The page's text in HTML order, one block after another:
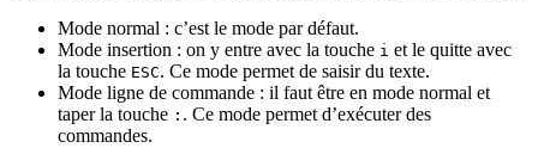
Mode normal : c’est le mode par défaut.
Mode insertion : on y entre avec la touche i et le quitte avec
la touche ESC. Ce mode permet de saisir du texte.
Mode ligne de commande : il faut être en mode normal et
taper la touche : . Ce mode permet d’exécuter des
commandes.